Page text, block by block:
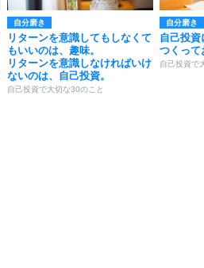
自分磨き
リターンを意識してもしなくて
もいいのは、趣味。
リターンを意識しなければいけ
ないのは、自己投資。
自己投資で大切な30のこと
自分磨き
自己投
つくって
自己投資で